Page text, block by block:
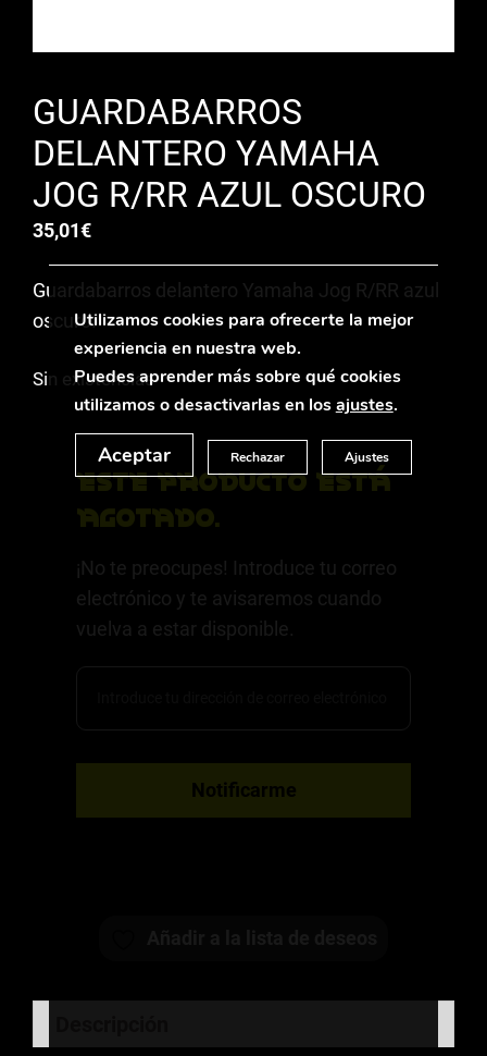
GUARDABARROS
DELANTERO YAMAHA
JOG R/RR AZUL OSCURO
35,01€
Guardabarros delantero Yamaha Jog R/RR azul
oscuro.
Sin existencias
Este producto está
agotado.
¡No te preocupes! Introduce tu correo
electrónico y te avisaremos cuando
vuelva a estar disponible.
Utilizamos cookies para ofrecerte la mejor
experiencia en nuestra web.
Puedes aprender más sobre qué cookies
utilizamos o desactivarlas en losajustes.
Aceptar Rechazar Ajustes